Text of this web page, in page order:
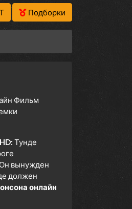
Подборки
Фильм
Тунде
Он вынужден
должен
онлайн